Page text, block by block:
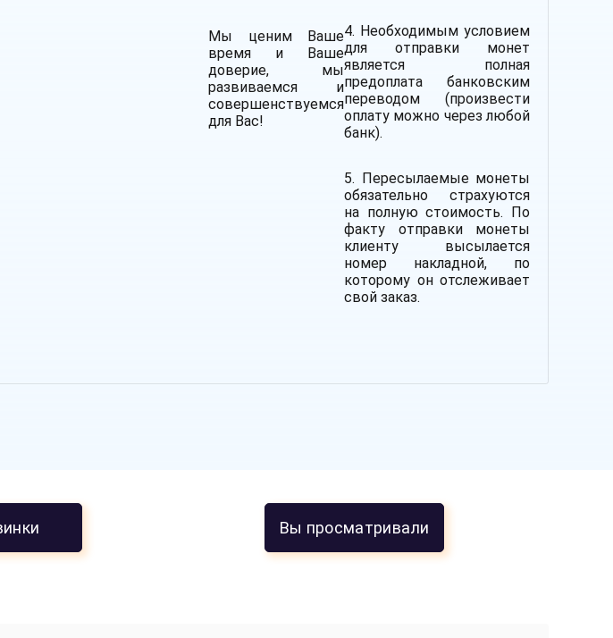
Мы ценим Ваше
время и Ваше
доверие, мы
развиваемся и
совершенствуемся
для Вас!
4. Необходимым условием
для отправки монет
является полная
предоплата банковским
переводом (произвести
оплату можно через любой
банк).
5. Пересылаемые монеты
обязательно страхуются
на полную стоимость. По
факту отправки монеты
клиенту высылается
номер накладной, по
которому он отслеживает
свой заказ.
Вы просматривали